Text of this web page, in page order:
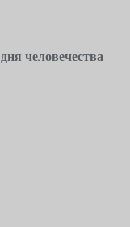
человечества